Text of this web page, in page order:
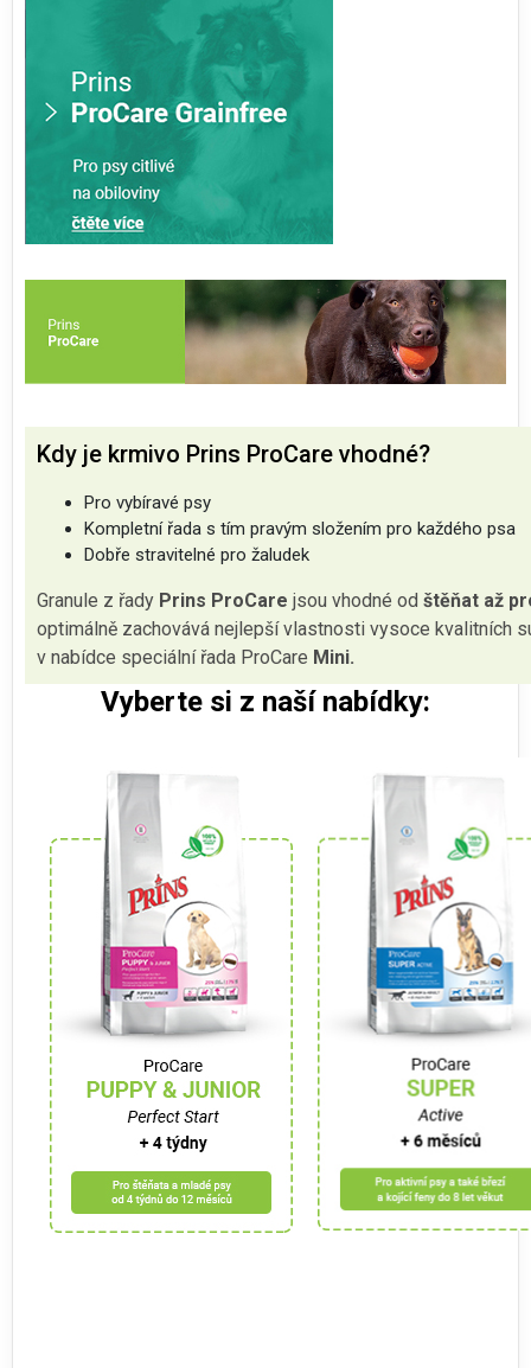
Kdy je krmivo Prins ProCare vhodné?
Pro vybíravé psy
Kompletní řada s tím pravým složením pro každého psa
Dobře stravitelné pro žaludek
Granule z řady Prins ProCare jsou vhodné od štěňat až
optimálně zachovává nejlepší vlastnosti vysoce kvalitních
v nabídce speciální řada ProCare Mini.
Vyberte si z naší nabídky: